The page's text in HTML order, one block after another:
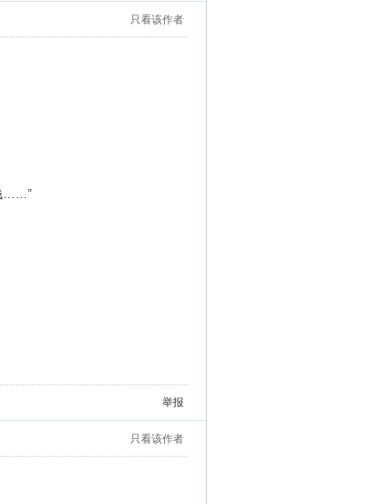
只看该作者
……”
举报
只看该作者